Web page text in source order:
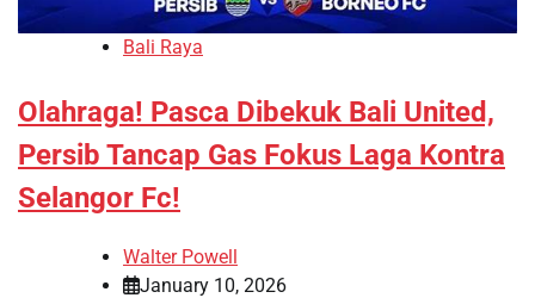
Bali Raya
Olahraga! Pasca Dibekuk Bali United,
Persib Tancap Gas Fokus Laga Kontra
Selangor Fc!
Walter Powell
January 10, 2026